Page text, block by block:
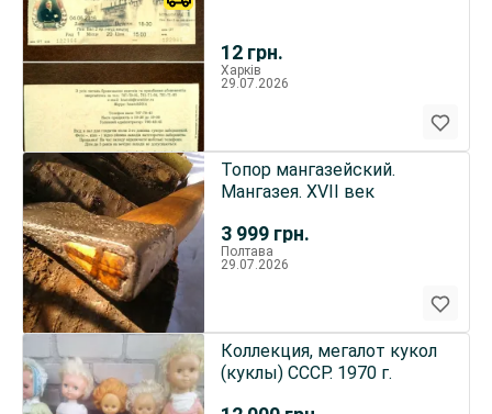
12 грн.
Харків
29.07.2026
3 999 грн.
Топор мангазейский.
Мангазея. XVII век
Полтава
29.07.2026
Коллекция, мегалот кукол
(куклы) СССР. 1970 г.